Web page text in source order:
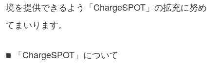
境を提供できるよう「ChargeSPOT」の拡充に努め
てまいります。
■ 「ChargeSPOT」について